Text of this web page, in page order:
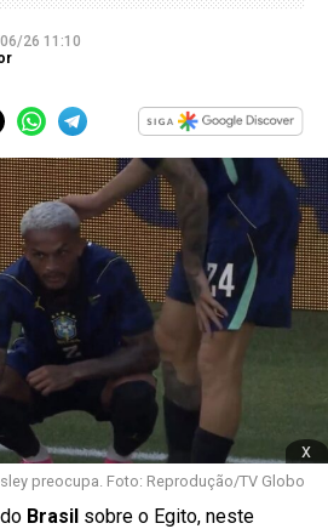
26 11:10
x
preocupa. Foto: Reprodução/TV Globo
Brasilsobre o Egito, neste